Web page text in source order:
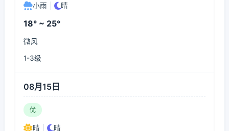
小雨 晴
18° ~ 25°
微风
1-3级
08月15日
优
晴 晴